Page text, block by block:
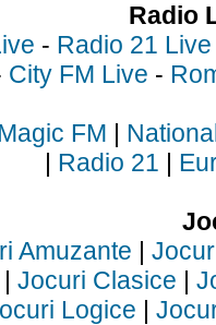
Radio
- Radio 21 Live
City FM Live -
FM |
| Radio 21 |
Amuzante |
| Jocuri Clasice |
Logice |